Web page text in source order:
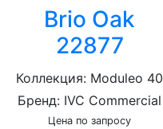
Brio Oak
22877
Коллекция: Moduleo 40
Бренд: IVC Commercial
Цена по запросу